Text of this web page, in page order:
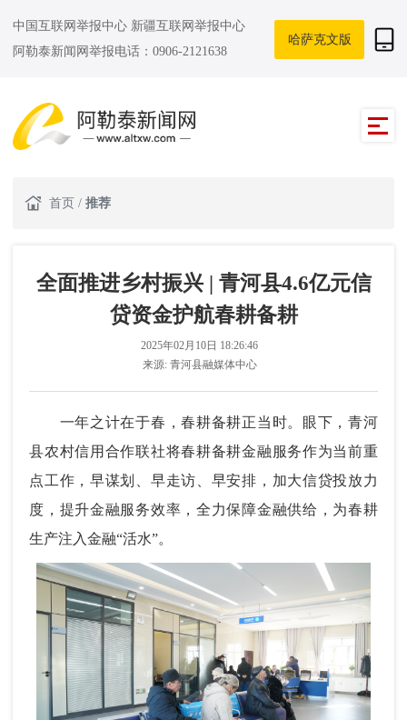
中国互联网举报中心 新疆互联网举报中心
阿勒泰新闻网举报电话：0906-2121638
哈萨克文版
首页 / 推荐
全面推进乡村振兴 | 青河县4.6亿元信
贷资金护航春耕备耕
2025年02月10日 18:26:46
来源: 青河县融媒体中心
一年之计在于春，春耕备耕正当时。眼下，青河
县农村信用合作联社将春耕备耕金融服务作为当前重
点工作，早谋划、早走访、早安排，加大信贷投放力
度，提升金融服务效率，全力保障金融供给，为春耕
生产注入金融“活水”。